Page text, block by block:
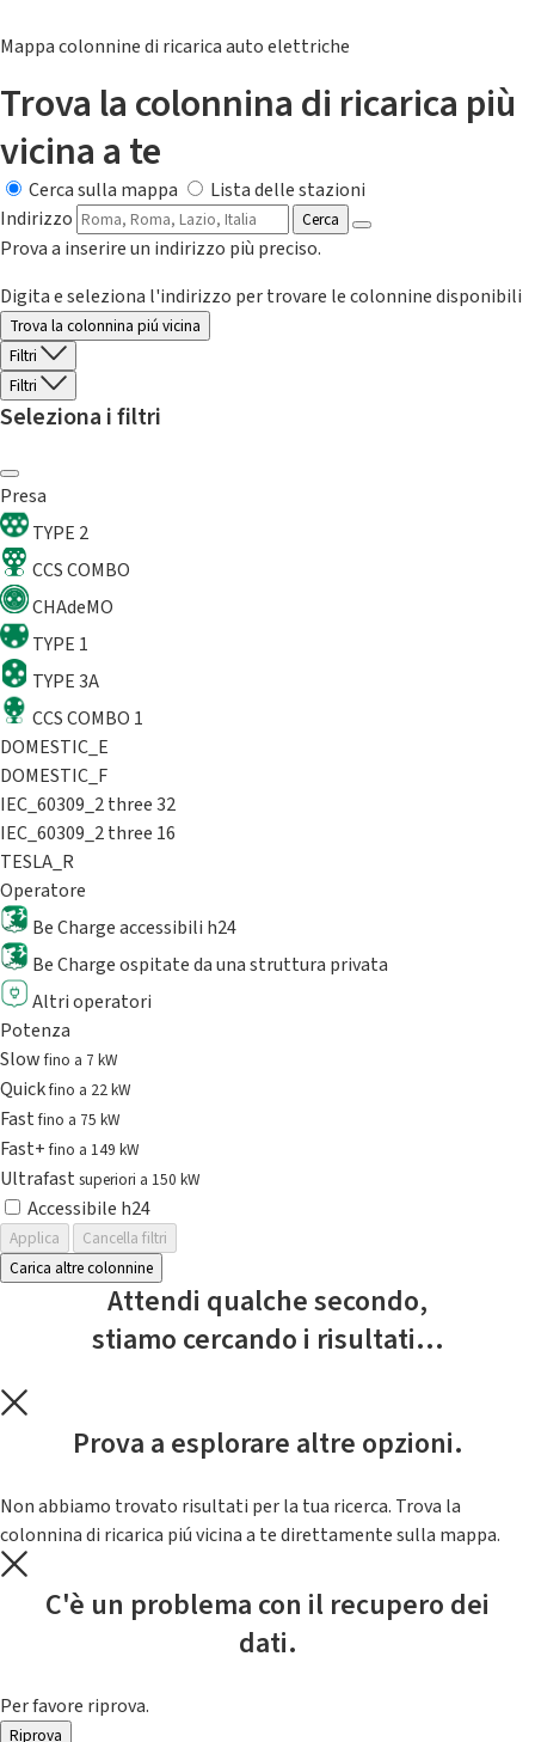
Mappa colonnine di ricarica auto elettriche
Trova la colonnina di ricarica più
vicina a te
Cerca sulla mappa
Lista delle stazioni
Indirizzo
Cerca
Prova a inserire un indirizzo più preciso.
Digita e seleziona l'indirizzo per trovare le colonnine disponibili
Trova la colonnina piú vicina
Filtri
Filtri
Seleziona i filtri
Presa
TYPE 2
CCS COMBO
CHAdeMO
TYPE 1
TYPE 3A
CCS COMBO 1
DOMESTIC_E
DOMESTIC_F
IEC_60309_2 three 32
IEC_60309_2 three 16
TESLA_R
Operatore
Be Charge accessibili h24
Be Charge ospitate da una struttura privata
Altri operatori
Potenza
Slowfino a 7 kW
Quickfino a 22 kW
Fastfino a 75 kW
Fast+fino a 149 kW
Ultrafast superiori a 150 kW
Accessibile h24
Applica
Cancella filtri
Carica altre colonnine
Attendi qualche secondo,
stiamo cercando i risultati...
Prova a esplorare altre opzioni.
Non abbiamo trovato risultati per la tua ricerca. Trova la
colonnina di ricarica piú vicina a te direttamente sulla mappa.
C'è un problema con il recupero dei
dati.
Per favore riprova.
Riprova